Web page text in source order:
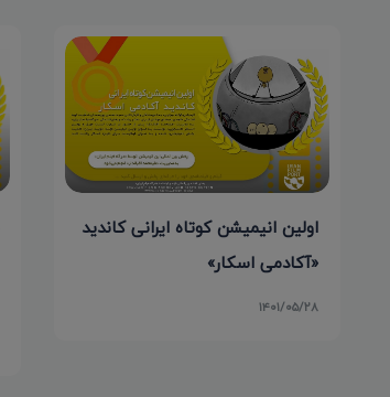
اولین انیمیشن کوتاه ایرانی کاندید
«آکادمی اسکار»
۱۴۰۱/۰۵/۲۸